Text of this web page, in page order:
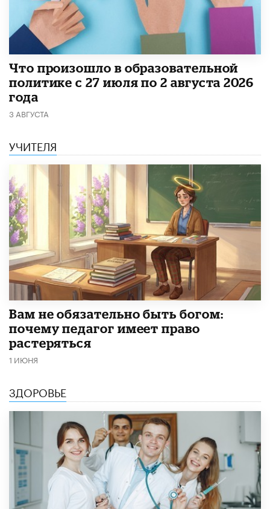
​Что произошло в образовательной
политике с 27 июля по 2 августа 2026
года
3 АВГУСТА
УЧИТЕЛЯ
​Вам не обязательно быть богом:
почему педагог имеет право
растеряться
1 ИЮНЯ
ЗДОРОВЬЕ